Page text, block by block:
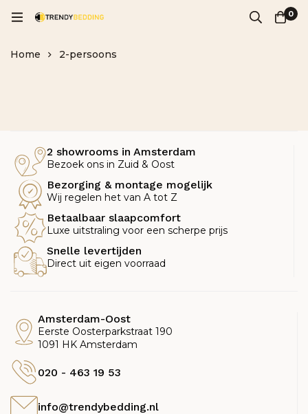
0
Home 2-persoons
2 showrooms in Amsterdam
Bezoek ons in Zuid & Oost
Bezorging & montage mogelijk
Wij regelen het van A tot Z
Betaalbaar slaapcomfort
Luxe uitstraling voor een scherpe prijs
Snelle levertijden
Direct uit eigen voorraad
Amsterdam-Oost
Eerste Oosterparkstraat 190
1091 HK Amsterdam
020 - 463 19 53
info@trendybedding.nl